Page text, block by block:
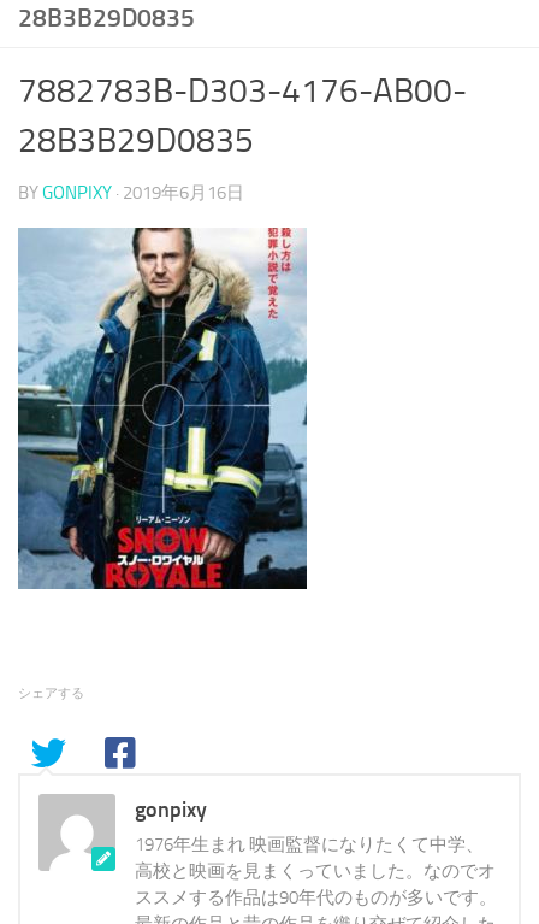
28B3B29D0835
7882783B-D303-4176-AB00-
28B3B29D0835
BYGONPIXY · 2019年6月16日
シェアする
gonpixy
1976年生まれ 映画監督になりたくて中学、
高校と映画を見まくっていました。なのでオ
ススメする作品は90年代のものが多いです。